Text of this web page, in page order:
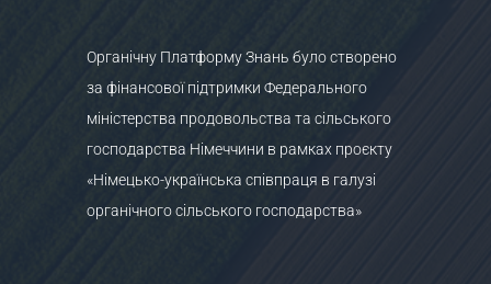
Органічну Платформу Знань було створено
за фінансової підтримки Федерального
міністерства продовольства та сільського
господарства Німеччини в рамках проєкту
«Німецько-українська співпраця в галузі
органічного сільського господарства»